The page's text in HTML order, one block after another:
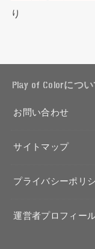
り
Play of Colorにつ
お問い合わせ
サイトマップ
プライバシーポリ
運営者プロフィー